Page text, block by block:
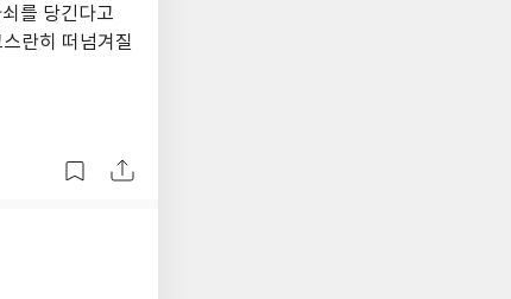
아니라는 자식
작품 전체에 반
유의 긴박감
가 되새겨야만
를 당긴다고
란히 떠넘겨질